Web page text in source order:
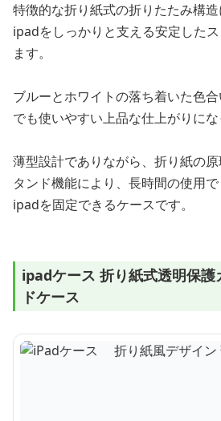
特徴的な折り紙式の折りたたみ構
ipadをしっかりと支える安定した
ます。
ブルーとホワイトの落ち着いた色
でも使いやすい上品な仕上がりにな
薄型設計でありながら、折り紙の
タンド機能により、長時間の使用
ipadを固定できるケースです。
ipadケース 折り紙式透明保護
ドケース